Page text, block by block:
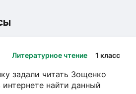
Литературное чтение 1 класс
задали читать Зощенко
найти данный